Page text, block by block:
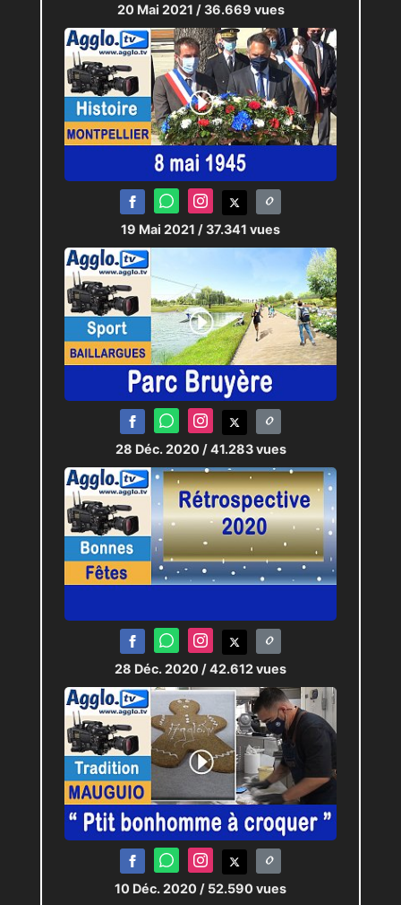
20 Mai 2021 / 36.669 vues
19 Mai 2021 / 37.341 vues
28 Déc. 2020 / 41.283 vues
28 Déc. 2020 / 42.612 vues
10 Déc. 2020 / 52.590 vues